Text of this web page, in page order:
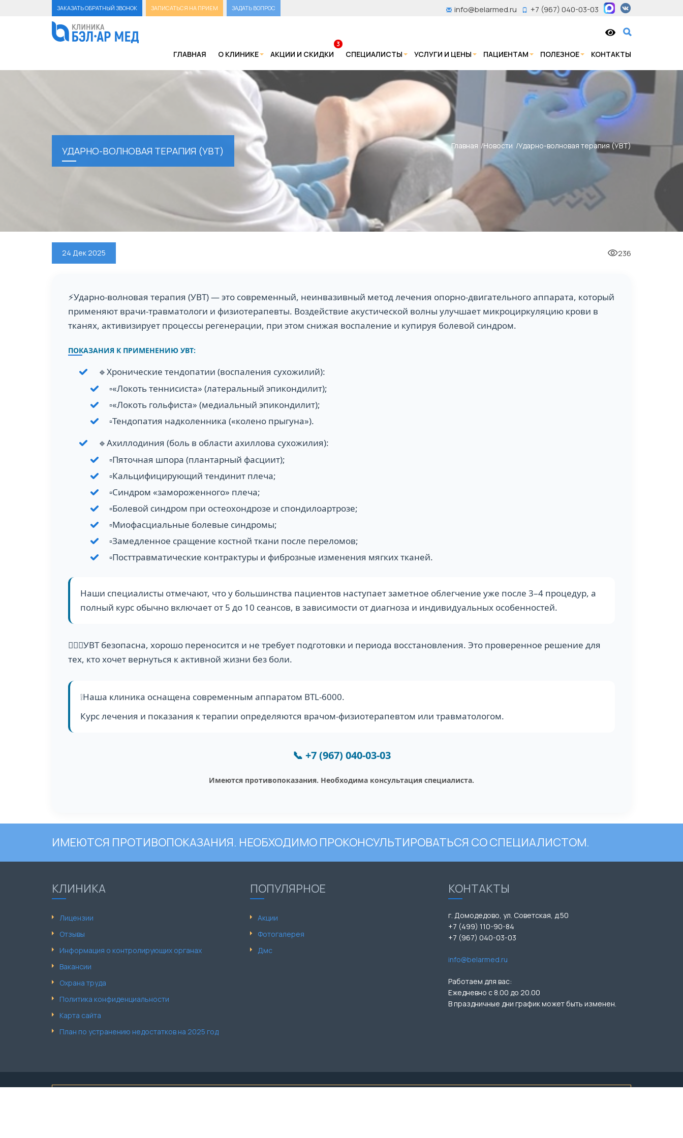
ЗАКАЗАТЬ ОБРАТНЫЙ ЗВОНОК ЗАПИСАТЬСЯ НА ПРИЕМ ЗАДАТЬ ВОПРОС +7 (967) 040-03-03
info@belarmed.ru
ГЛАВНАЯ О КЛИНИКЕ АКЦИИ И СКИДКИ
3
СПЕЦИАЛИСТЫ УСЛУГИ И ЦЕНЫ ПАЦИЕНТАМ ПОЛЕЗНОЕ КОНТАКТЫ
УДАРНО-ВОЛНОВАЯ ТЕРАПИЯ (УВТ) Главная Новости Ударно-волновая терапия (УВТ)
24 Дек 2025 236
⚡️Ударно-волновая терапия (УВТ) — это современный, неинвазивный метод лечения опорно-двигательного аппарата, который
применяют врачи-травматологи и физиотерапевты. Воздействие акустической волны улучшает микроциркуляцию крови в
тканях, активизирует процессы регенерации, при этом снижая воспаление и купируя болевой синдром.
ПОКАЗАНИЯ К ПРИМЕНЕНИЮ УВТ:
🔹Хронические тендопатии (воспаления сухожилий):
▫️«Локоть теннисиста» (латеральный эпикондилит);
▫️«Локоть гольфиста» (медиальный эпикондилит);
▫️Тендопатия надколенника («колено прыгуна»).
🔹Ахиллодиния (боль в области ахиллова сухожилия):
▫️Пяточная шпора (плантарный фасциит);
▫️Кальцифицирующий тендинит плеча;
▫️Синдром «замороженного» плеча;
▫️Болевой синдром при остеохондрозе и спондилоартрозе;
▫️Миофасциальные болевые синдромы;
▫️Замедленное сращение костной ткани после переломов;
▫️Посттравматические контрактуры и фиброзные изменения мягких тканей.
Наши специалисты отмечают, что у большинства пациентов наступает заметное облегчение уже после 3–4 процедур, а
полный курс обычно включает от 5 до 10 сеансов, в зависимости от диагноза и индивидуальных особенностей.
🧑🏻‍⚕️УВТ безопасна, хорошо переносится и не требует подготовки и периода восстановления. Это проверенное решение для
тех, кто хочет вернуться к активной жизни без боли.
❕Наша клиника оснащена современным аппаратом BTL-6000.
Курс лечения и показания к терапии определяются врачом-физиотерапевтом или травматологом.
📞 +7 (967) 040-03-03
Имеются противопоказания. Необходима консультация специалиста.
ИМЕЮТСЯ ПРОТИВОПОКАЗАНИЯ. НЕОБХОДИМО ПРОКОНСУЛЬТИРОВАТЬСЯ СО СПЕЦИАЛИСТОМ.
КЛИНИКА
Лицензии
Отзывы
Информация о контролирующих органах
Вакансии
Охрана труда
Политика конфиденциальности
Карта сайта
План по устранению недостатков на 2025 год
ПОПУЛЯРНОЕ
Акции
Фотогалерея
Дмс
КОНТАКТЫ
г. Домодедово, ул. Советская, д.50
+7 (499) 110-90-84
+7 (967) 040-03-03
info@belarmed.ru
Работаем для вас:
Ежедневно с 8.00 до 20.00
В праздничные дни график может быть изменен.